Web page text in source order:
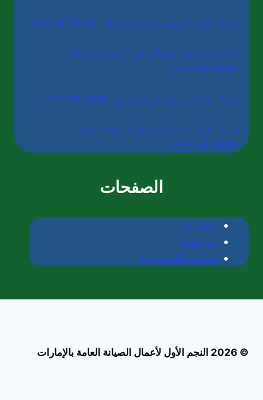
شركة تركيب بورسلين في عجمان |0565405680
تكسير وترميم حمامات في الرميلة بعجمان
شركة تركيب بورسلين في دبي |0565405680
شركة تركيب سيراميك في الورقاء بدبي
الصفحات
إتصل بنا
الرئيسية
سياسة الخصوصية
© 2026 النجم الأول لأعمال الصيانة العامة بالإمارات